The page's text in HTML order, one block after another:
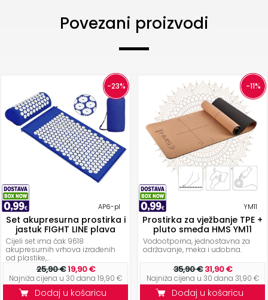
Povezani proizvodi
-23%
AP6-pl
Set akupresurna prostirka i
jastuk FIGHT LINE plava
Cijeli set ima čak 9618
akupresurnih vrhova izrađenih
od plastike,...
25,90 €19,90 €
Najniža cijena u 30 dana 19,90 €
Dodaj u košaricu
-11%
YM11
Prostirka za vježbanje TPE +
pluto smeđa HMS YM11
Vodootporna, jednostavna za
održavanje, meka i udobna.
35,90 €31,90 €
Najniža cijena u 30 dana 31,90 €
Dodaj u košaricu